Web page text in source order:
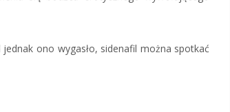
ono wygasło, sidenafil można spotkać